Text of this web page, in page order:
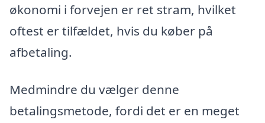
økonomi i forvejen er ret stram, hvilket
oftest er tilfældet, hvis du køber på
afbetaling.
Medmindre du vælger denne
betalingsmetode, fordi det er en meget